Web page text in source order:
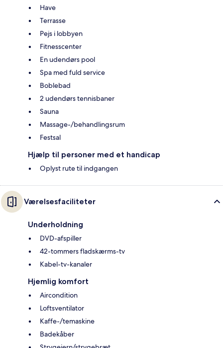
Have
Terrasse
Pejs i lobbyen
Fitnesscenter
En udendørs pool
Spa med fuld service
Boblebad
2 udendørs tennisbaner
Sauna
Massage-/behandlingsrum
Festsal
Hjælp til personer med et handicap
Oplyst rute til indgangen
Værelsesfaciliteter
Underholdning
DVD-afspiller
42-tommers fladskærms-tv
Kabel-tv-kanaler
Hjemlig komfort
Aircondition
Loftsventilator
Kaffe-/temaskine
Badekåber